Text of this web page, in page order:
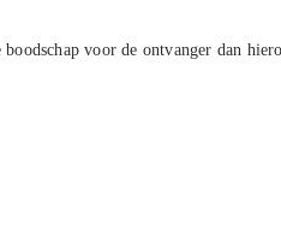
voor de ontvanger dan